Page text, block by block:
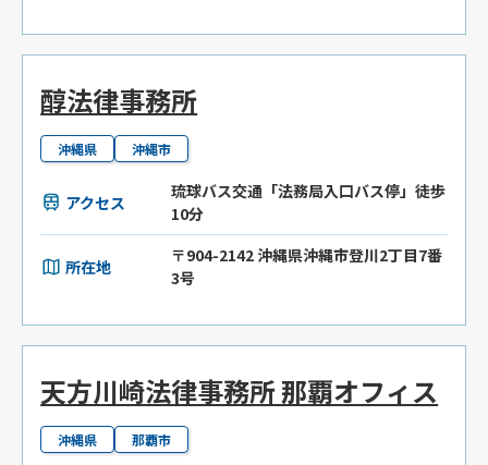
醇法律事務所
沖縄県 沖縄市
アクセス
琉球バス交通「法務局入口バス停」徒歩
10分
所在地
〒904-2142 沖縄県沖縄市登川2丁目7番
3号
天方川崎法律事務所 那覇オフィス
沖縄県 那覇市